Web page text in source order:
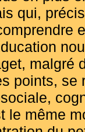
qui,
malgré
points, se
le même